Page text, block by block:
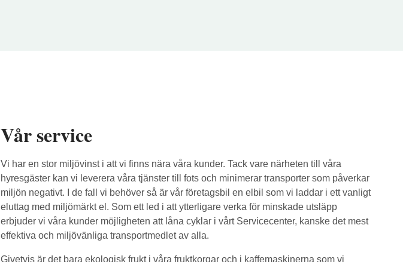
Vår service
Vi har en stor miljövinst i att vi finns nära våra kunder. Tack vare närheten till våra
hyresgäster kan vi leverera våra tjänster till fots och minimerar transporter som påverkar
miljön negativt. I de fall vi behöver så är vår företagsbil en elbil som vi laddar i ett vanligt
eluttag med miljömärkt el. Som ett led i att ytterligare verka för minskade utsläpp
erbjuder vi våra kunder möjligheten att låna cyklar i vårt Servicecenter, kanske det mest
effektiva och miljövänliga transportmedlet av alla.
Givetvis är det bara ekologisk frukt i våra fruktkorgar och i kaffemaskinerna som vi